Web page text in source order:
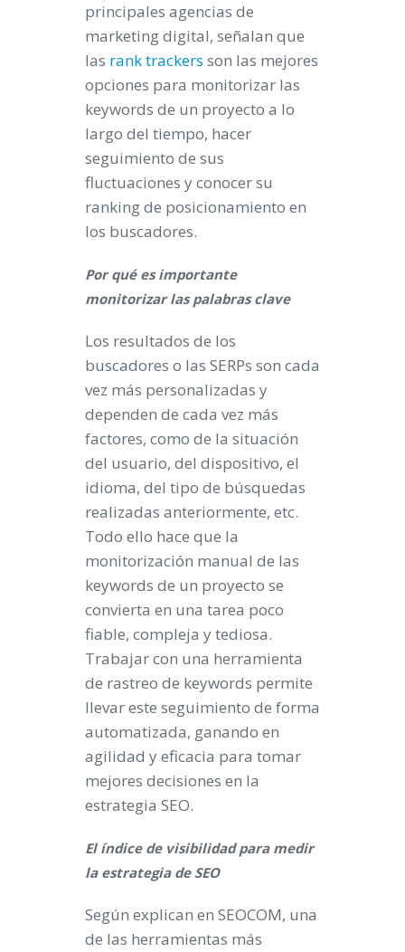
principales agencias de
marketing digital, señalan que
las rank trackers son las mejores
opciones para monitorizar las
keywords de un proyecto a lo
largo del tiempo, hacer
seguimiento de sus
fluctuaciones y conocer su
ranking de posicionamiento en
los buscadores.
Por qué es importante
monitorizar las palabras clave
Los resultados de los
buscadores o las SERPs son cada
vez más personalizadas y
dependen de cada vez más
factores, como de la situación
del usuario, del dispositivo, el
idioma, del tipo de búsquedas
realizadas anteriormente, etc.
Todo ello hace que la
monitorización manual de las
keywords de un proyecto se
convierta en una tarea poco
fiable, compleja y tediosa.
Trabajar con una herramienta
de rastreo de keywords permite
llevar este seguimiento de forma
automatizada, ganando en
agilidad y eficacia para tomar
mejores decisiones en la
estrategia SEO.
El índice de visibilidad para medir
la estrategia de SEO
Según explican en SEOCOM, una
de las herramientas más